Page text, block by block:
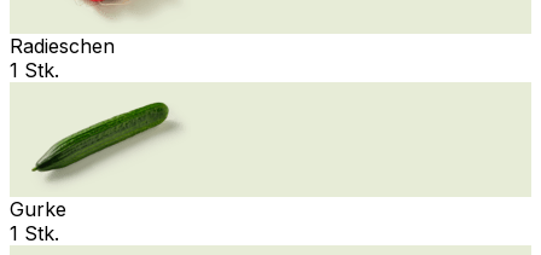
Radieschen
1 Stk.
Gurke
1 Stk.